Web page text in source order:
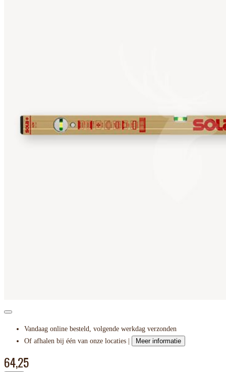
Vandaag online besteld, volgende werkdag verzonden
Of afhalen bij één van onze locaties |
Meer informatie
64,25